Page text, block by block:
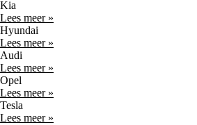
Kia
Lees meer »
Hyundai
Lees meer »
Audi
Lees meer »
Opel
Lees meer »
Tesla
Lees meer »